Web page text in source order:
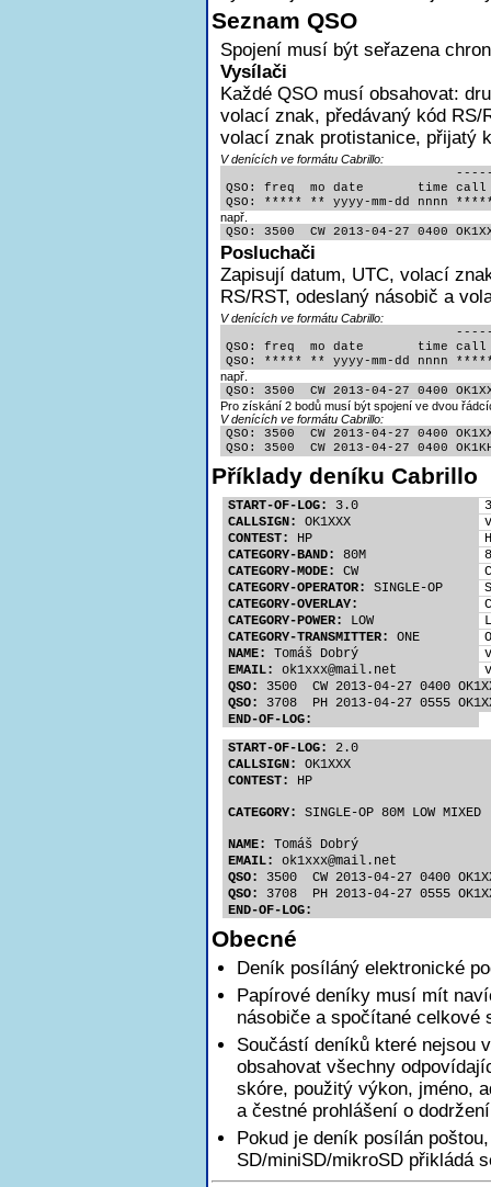
Seznam QSO
Spojení musí být seřazena
Vysílači
Každé QSO musí obsahovat:
volací znak, předávaný kód RS/
volací znak protistanice, přijatý
V denících ve formátu Cabrillo:
QSO: freq  mo date       time
QSO: ***** ** yyyy-mm-dd nnnn
např.
QSO: 3500  CW 2013-04-27 0400
Posluchači
Zapisují datum, UTC, volací
RS/RST, odeslaný násobič a
V denících ve formátu Cabrillo:
QSO: freq  mo date       time
QSO: ***** ** yyyy-mm-dd nnnn
např.
QSO: 3500  CW 2013-04-27 0400
Pro získání 2 bodů musí být spojení ve dvou
V denících ve formátu Cabrillo:
QSO: 3500  CW 2013-04-27 0400
QSO: 3500  CW 2013-04-27 0400
Příklady deníku Cabrillo
START-OF-LOG: 3.0
CALLSIGN:
OK1XXX
CONTEST:
HP
CATEGORY-BAND:
80M
CATEGORY-MODE:
CW
CATEGORY-OPERATOR:
SINGLE-OP
CATEGORY-OVERLAY:
CATEGORY-POWER:
LOW
CATEGORY-TRANSMITTER:
ONE
NAME:
Tomáš Dobrý
EMAIL:
ok1xxx@mail.net
QSO:
3500  CW 2013-04-27 0400
QSO:
3708  PH 2013-04-27 0555
END-OF-LOG:
START-OF-LOG:
2.0
CALLSIGN:
OK1XXX
CONTEST:
HP
CATEGORY: SINGLE-OP 80M LOW MIXED
NAME:
Tomáš Dobrý
EMAIL:
ok1xxx@mail.net
QSO:
3500  CW 2013-04-27 0400
QSO:
3708  PH 2013-04-27 0555
END-OF-LOG:
Obecné
Deník posíláný elektronické
Papírové deníky musí mít
násobiče a spočítané celkové
Součástí deníků které nejsou
obsahovat všechny
skóre, použitý výkon, jméno,
a čestné prohlášení o
Pokud je deník posílán
SD/miniSD/mikroSD přikládá